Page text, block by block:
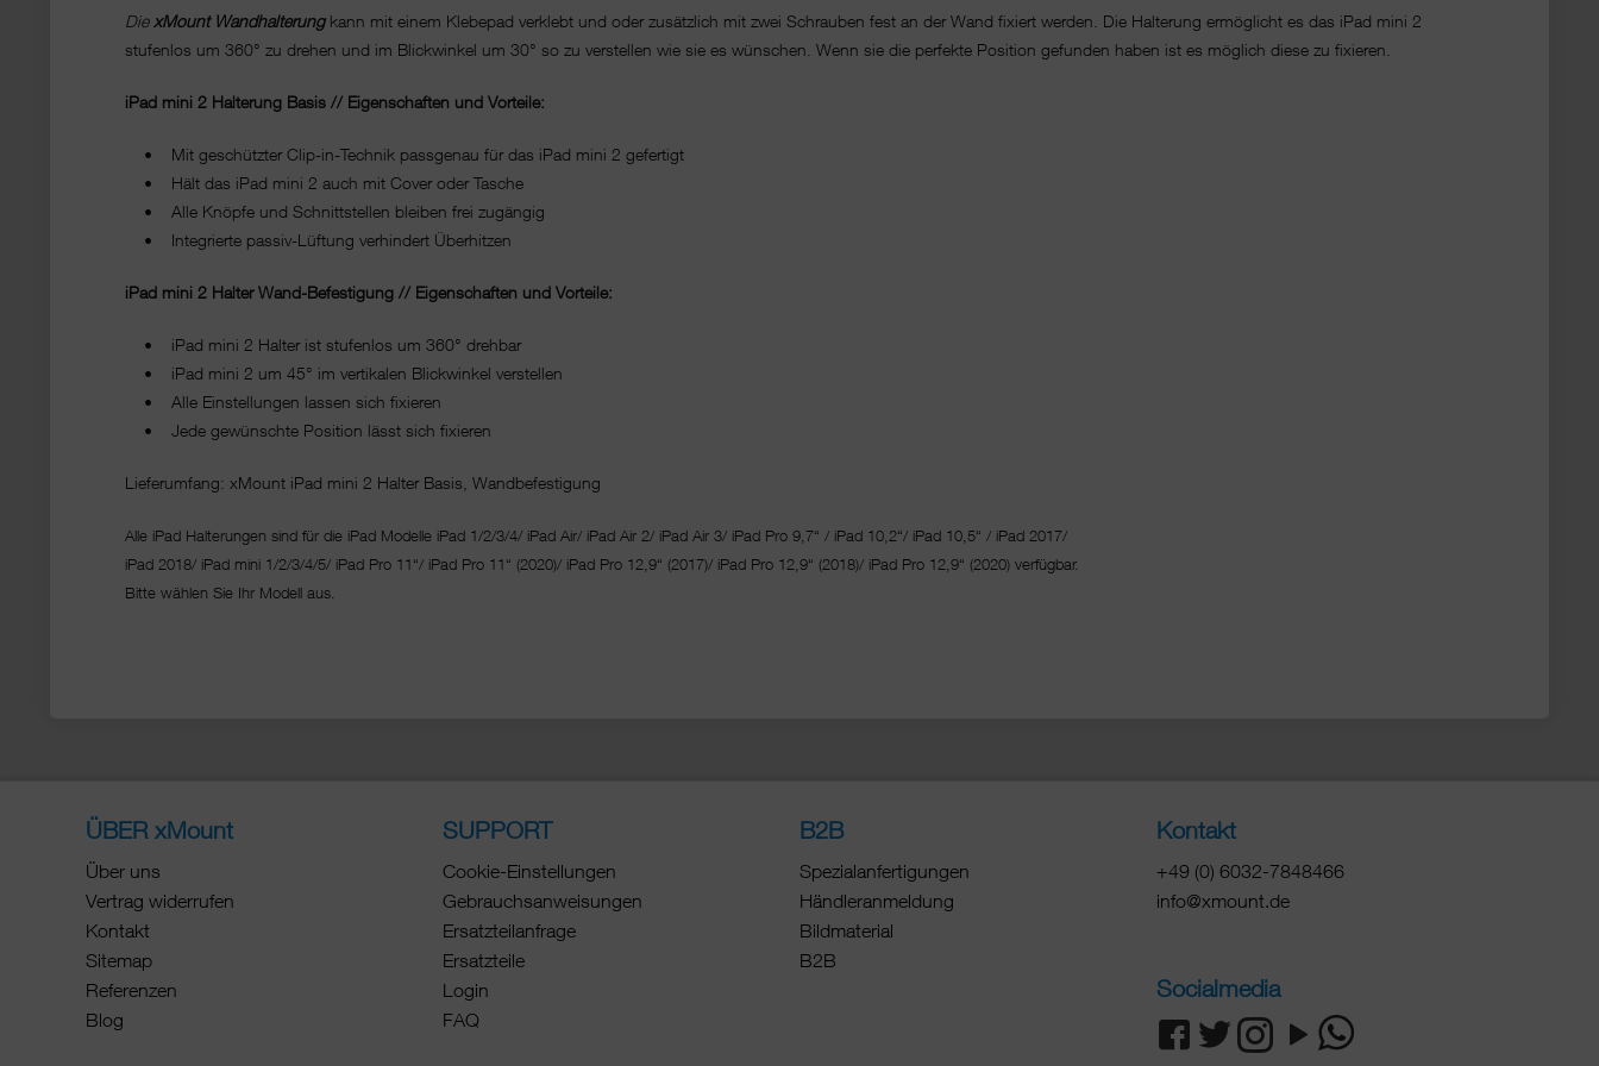
Die xMount Wandhalterungkann mit einem Klebepad verklebt und oder zusätzlich mit zwei Schrauben fest an der Wand fixiert werden. Die Halterung ermöglicht es das iPad mini 2
stufenlos um 360° zu drehen und im Blickwinkel um 30° so zu verstellen wie sie es wünschen. Wenn sie die perfekte Position gefunden haben ist es möglich diese zu fixieren.
iPad mini 2 Halterung Basis // Eigenschaften und Vorteile:
• Mit geschützter Clip-in-Technik passgenau für das iPad mini 2 gefertigt
• Hält das iPad mini 2 auch mit Cover oder Tasche
• Alle Knöpfe und Schnittstellen bleiben frei zugängig
• Integrierte passiv-Lüftung verhindert Überhitzen
iPad mini 2 Halter Wand-Befestigung // Eigenschaften und Vorteile:
• iPad mini 2 Halter ist stufenlos um 360° drehbar
• iPad mini 2 um 45° im vertikalen Blickwinkel verstellen
• Alle Einstellungen lassen sich fixieren
• Jede gewünschte Position lässt sich fixieren
Lieferumfang: xMount iPad mini 2 Halter Basis, Wandbefestigung
Alle iPad Halterungen sind für die iPad Modelle iPad 1/2/3/4/ iPad Air/ iPad Air 2/ iPad Air 3/ iPad Pro 9,7“ / iPad 10,2“/ iPad 10,5“ / iPad 2017/
iPad 2018/ iPad mini 1/2/3/4/5/ iPad Pro 11“/ iPad Pro 11“ (2020)/ iPad Pro 12,9“ (2017)/ iPad Pro 12,9“ (2018)/ iPad Pro 12,9“ (2020) verfügbar.
Bitte wählen Sie Ihr Modell aus.
ÜBER xMount
Über uns
Vertrag widerrufen
Kontakt
Sitemap
Referenzen
Blog
SUPPORT
Cookie-Einstellungen
Gebrauchsanweisungen
Ersatzteilanfrage
Ersatzteile
Login
FAQ
B2B
Spezialanfertigungen
Händleranmeldung
Bildmaterial
B2B
Kontakt
+49 (0) 6032-7848466
info@xmount.de
Socialmedia